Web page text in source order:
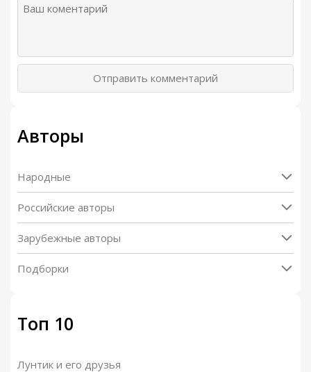
Отправить комментарий
Авторы
Народные
Российские авторы
Зарубежные авторы
Подборки
Топ 10
Лунтик и его друзья